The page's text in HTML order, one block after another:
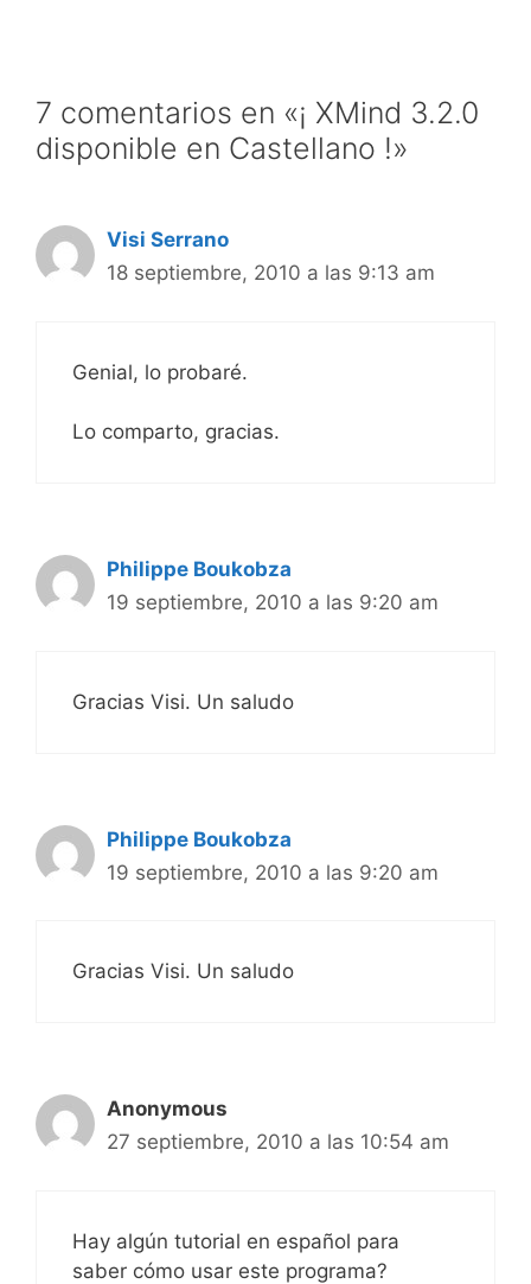
7 comentarios en «¡ XMind 3.2.0
disponible en Castellano !»
Visi Serrano
18 septiembre, 2010 a las 9:13 am
Genial, lo probaré.
Lo comparto, gracias.
Philippe Boukobza
19 septiembre, 2010 a las 9:20 am
Gracias Visi. Un saludo
Philippe Boukobza
19 septiembre, 2010 a las 9:20 am
Gracias Visi. Un saludo
Anonymous
27 septiembre, 2010 a las 10:54 am
Hay algún tutorial en español para
saber cómo usar este programa?